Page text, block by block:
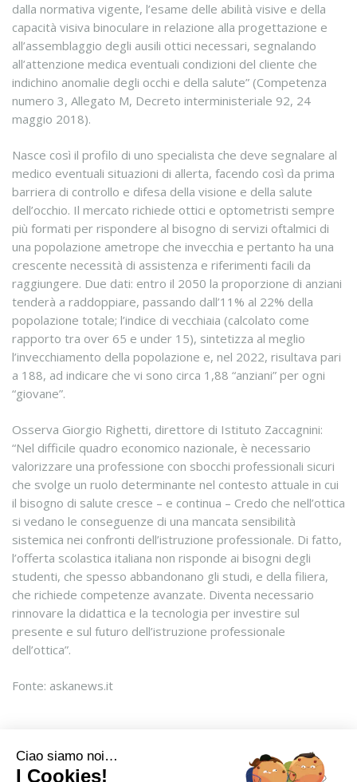
dalla normativa vigente, l’esame delle abilità visive e della
capacità visiva binoculare in relazione alla progettazione e
all’assemblaggio degli ausili ottici necessari, segnalando
all’attenzione medica eventuali condizioni del cliente che
indichino anomalie degli occhi e della salute” (Competenza
numero 3, Allegato M, Decreto interministeriale 92, 24
maggio 2018).
Nasce così il profilo di uno specialista che deve segnalare al
medico eventuali situazioni di allerta, facendo così da prima
barriera di controllo e difesa della visione e della salute
dell’occhio. Il mercato richiede ottici e optometristi sempre
più formati per rispondere al bisogno di servizi oftalmici di
una popolazione ametrope che invecchia e pertanto ha una
crescente necessità di assistenza e riferimenti facili da
raggiungere. Due dati: entro il 2050 la proporzione di anziani
tenderà a raddoppiare, passando dall’11% al 22% della
popolazione totale; l’indice di vecchiaia (calcolato come
rapporto tra over 65 e under 15), sintetizza al meglio
l’invecchiamento della popolazione e, nel 2022, risultava pari
a 188, ad indicare che vi sono circa 1,88 “anziani” per ogni
“giovane”.
Osserva Giorgio Righetti, direttore di Istituto Zaccagnini:
“Nel difficile quadro economico nazionale, è necessario
valorizzare una professione con sbocchi professionali sicuri
che svolge un ruolo determinante nel contesto attuale in cui
il bisogno di salute cresce – e continua – Credo che nell’ottica
si vedano le conseguenze di una mancata sensibilità
sistemica nei confronti dell’istruzione professionale. Di fatto,
l’offerta scolastica italiana non risponde ai bisogni degli
studenti, che spesso abbandonano gli studi, e della filiera,
che richiede competenze avanzate. Diventa necessario
rinnovare la didattica e la tecnologia per investire sul
presente e sul futuro dell’istruzione professionale
dell’ottica”.
Fonte: askanews.it